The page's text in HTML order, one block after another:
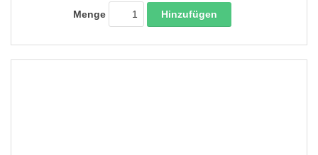
Menge Hinzufügen